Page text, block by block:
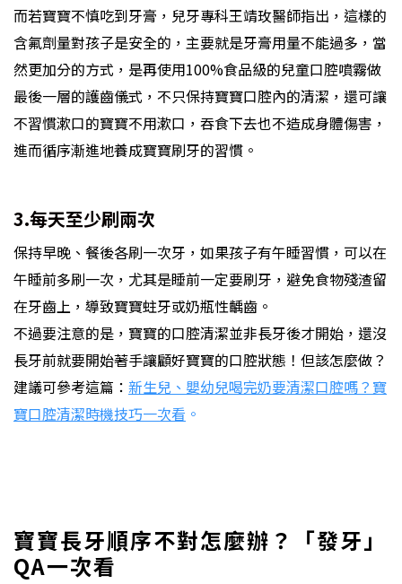
而若寶寶不慎吃到牙膏，兒牙專科王靖玫醫師指出，這樣的
含氟劑量對孩子是安全的，主要就是牙膏用量不能過多，當
然更加分的方式，是再使用100%食品級的兒童口腔噴霧做
最後一層的護齒儀式，不只保持寶寶口腔內的清潔，還可讓
不習慣漱口的寶寶不用漱口，吞食下去也不造成身體傷害，
進而循序漸進地養成寶寶刷牙的習慣。
3.每天至少刷兩次
保持早晚、餐後各刷一次牙，如果孩子有午睡習慣，可以在
午睡前多刷一次，尤其是睡前一定要刷牙，避免食物殘渣留
在牙齒上，導致寶寶蛀牙或奶瓶性齲齒。
不過要注意的是，寶寶的口腔清潔並非長牙後才開始，還沒
長牙前就要開始著手讓顧好寶寶的口腔狀態！但該怎麼做？
建議可參考這篇： 新生兒、嬰幼兒喝完奶要清潔口腔嗎？寶
寶口腔清潔時機技巧一次看 。
寶寶長牙順序不對怎麼辦？「發牙」
QA一次看